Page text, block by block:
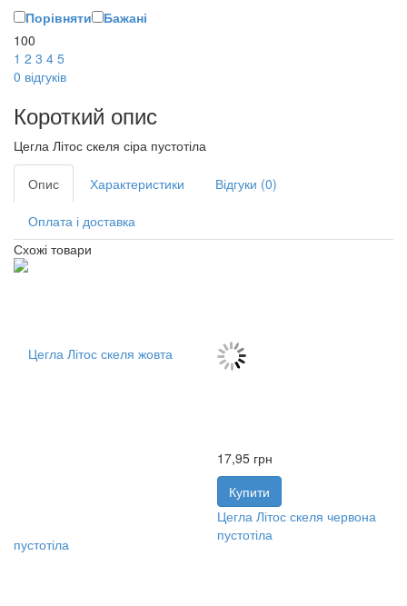
Порівняти
Бажані
100
1 2 3 4 5
0 відгуків
Короткий опис
Цегла Літос скеля сіра пустотіла
Опис Характеристики Відгуки (0)
Оплата і доставка
Схожі товари
17,95 грн
Купити
Цегла Літос скеля червона
пустотіла